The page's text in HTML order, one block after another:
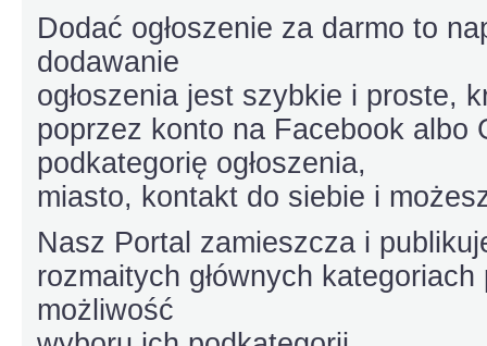
Dodać ogłoszenie za darmo to
dodawanie
ogłoszenia jest szybkie i proste,
poprzez konto na Facebook albo
podkategorię ogłoszenia,
miasto, kontakt do siebie i
Nasz Portal zamieszcza i
rozmaitych głównych
możliwość